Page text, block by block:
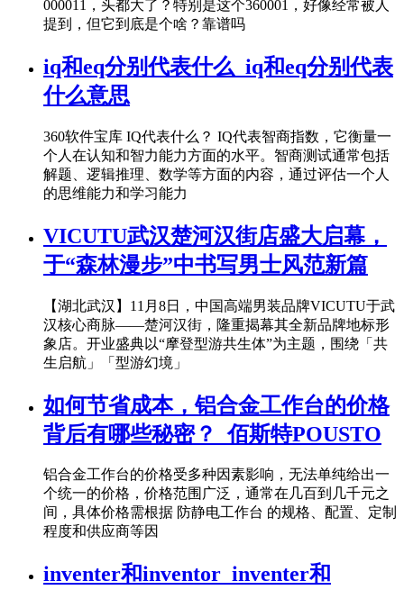
000011，头都大了？特别是这个360001，好像经常被人
提到，但它到底是个啥？靠谱吗
iq和eq分别代表什么_iq和eq分别代表
什么意思
360软件宝库 IQ代表什么？ IQ代表智商指数，它衡量一
个人在认知和智力能力方面的水平。智商测试通常包括
解题、逻辑推理、数学等方面的内容，通过评估一个人
的思维能力和学习能力
VICUTU武汉楚河汉街店盛大启幕，
于“森林漫步”中书写男士风范新篇
【湖北武汉】11月8日，中国高端男装品牌VICUTU于武
汉核心商脉——楚河汉街，隆重揭幕其全新品牌地标形
象店。开业盛典以“摩登型游共生体”为主题，围绕「共
生启航」「型游幻境」
如何节省成本，铝合金工作台的价格
背后有哪些秘密？_佰斯特POUSTO
铝合金工作台的价格受多种因素影响，无法单纯给出一
个统一的价格，价格范围广泛，通常在几百到几千元之
间，具体价格需根据 防静电工作台 的规格、配置、定制
程度和供应商等因
inventer和inventor_inventer和